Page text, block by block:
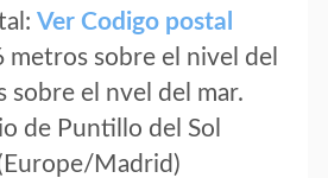
Ver Codigo postal
sobre el nivel del
sobre el nvel del mar.
de Puntillo del Sol
Madrid)